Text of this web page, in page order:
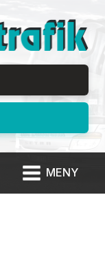
MENY